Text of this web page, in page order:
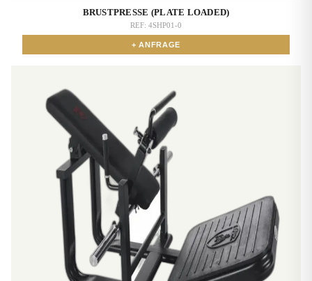
BRUSTPRESSE (PLATE LOADED)
REF: 4SHP01-0
+ ANFRAGE